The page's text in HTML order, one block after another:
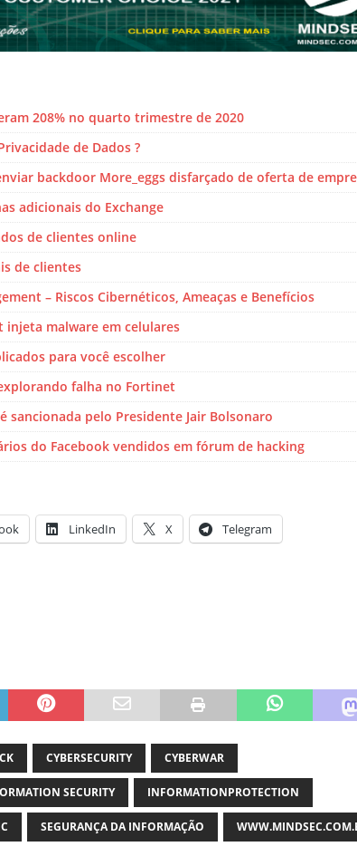
208% no quarto trimestre de 2020
de Dados ?
backdoor More_eggs disfarçado de oferta de
adicionais do Exchange
de clientes online
de clientes
– Riscos Cibernéticos, Ameaças e Benefícios
injeta malware em celulares
para você escolher
falha no Fortinet
sancionada pelo Presidente Jair Bolsonaro
do Facebook vendidos em fórum de hacking
LinkedIn X Telegram
CYBERSECURITY CYBERWAR
SECURITY INFORMATIONPROTECTION
SEGURANÇA DA INFORMAÇÃO